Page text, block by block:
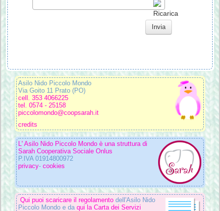
Invia
Asilo Nido Piccolo Mondo
Via Goito 11 Prato (PO)
cell. 353 4066225
tel. 0574 - 25158
piccolomondo@coopsarah.it
credits
L' Asilo Nido Piccolo Mondo è una struttura di
Sarah Cooperativa Sociale Onlus
P.IVA 01914800972
privacy-cookies
Qui puoi scaricare il regolamento dell'Asilo Nido
Piccolo Mondo e daqui la Carta dei Servizi